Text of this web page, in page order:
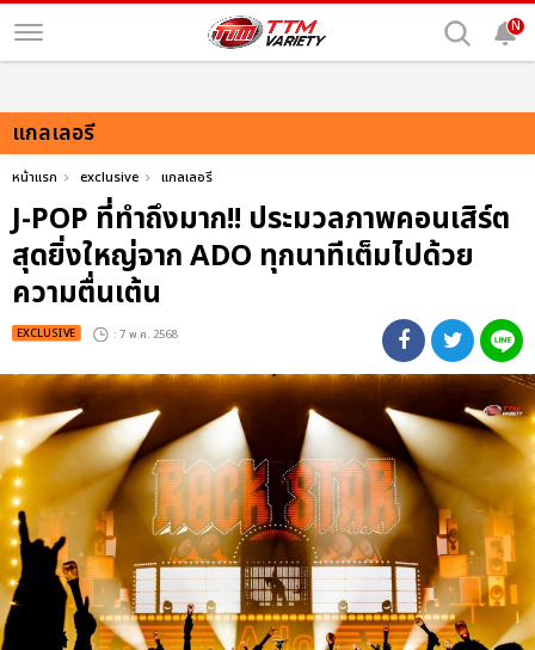
N
แกลเลอรี
หน้าแรก exclusive แกลเลอรี
J-POP ที่ทำถึงมาก!! ประมวลภาพคอนเสิร์ต
สุดยิ่งใหญ่จาก ADO ทุกนาทีเต็มไปด้วย
ความตื่นเต้น
EXCLUSIVE : 7 พ.ค. 2568